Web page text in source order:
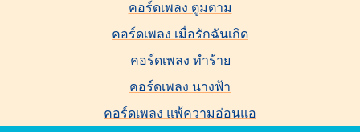
คอร์ดเพลง ตูมตาม
คอร์ดเพลง เมื่อรักฉันเกิด
คอร์ดเพลง ทำร้าย
คอร์ดเพลง นางฟ้า
คอร์ดเพลง แพ้ความอ่อนแอ